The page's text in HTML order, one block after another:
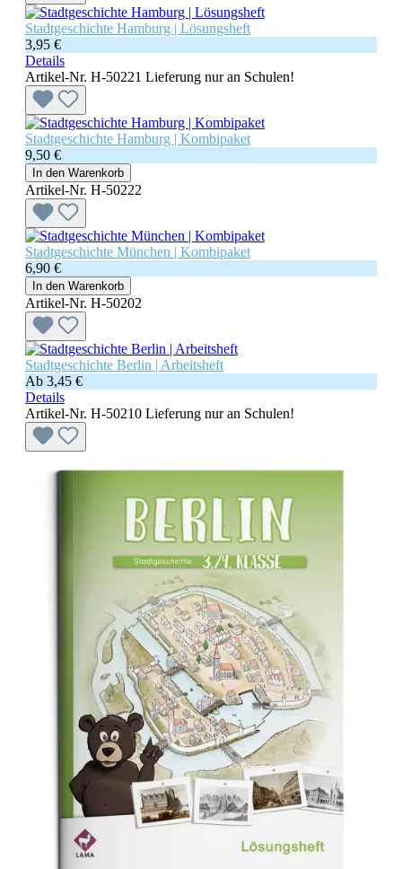
Stadtgeschichte Hamburg | Lösungsheft
3,95 €
Details
Artikel-Nr. H-50221 Lieferung nur an Schulen!
Stadtgeschichte Hamburg | Kombipaket
9,50 €
In den Warenkorb
Artikel-Nr. H-50222
Stadtgeschichte München | Kombipaket
6,90 €
In den Warenkorb
Artikel-Nr. H-50202
Stadtgeschichte Berlin | Arbeitsheft
Ab 3,45 €
Details
Artikel-Nr. H-50210 Lieferung nur an Schulen!